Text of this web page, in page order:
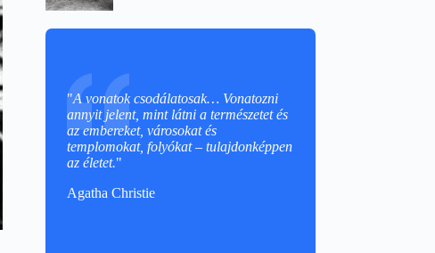
"A vonatok csodálatosak… Vonatozni
annyit jelent, mint látni a természetet és
az embereket, városokat és
templomokat, folyókat – tulajdonképpen
az életet."
Agatha Christie